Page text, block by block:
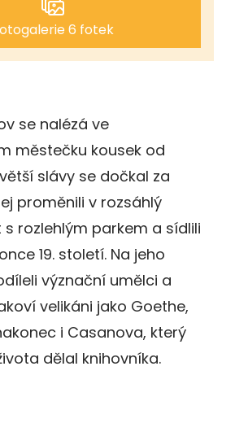
6 fotek
se nalézá ve
městečku kousek od
slávy se dočkal za
proměnili v rozsáhlý
rozlehlým parkem a sídlili
19. století. Na jeho
význační umělci a
velikáni jako Goethe,
i Casanova, který
dělal knihovníka.